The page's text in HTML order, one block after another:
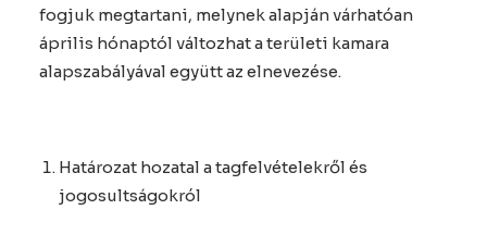
fogjuk megtartani, melynek alapján várhatóan
április hónaptól változhat a területi kamara
alapszabályával együtt az elnevezése.
Határozat hozatal a tagfelvételekről és
jogosultságokról